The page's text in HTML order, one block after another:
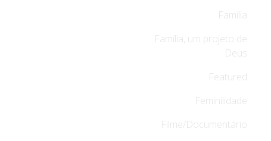
Família
Família, um projeto de
Deus
Featured
Feminilidade
Filme/Documentário